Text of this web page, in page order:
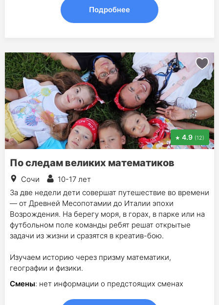
Подробнее
4.9 (12)
По следам великих математиков
Сочи
10-17 лет
За две недели дети совершат путешествие во времени
— от Древней Месопотамии до Италии эпохи
Возрождения. На берегу моря, в горах, в парке или на
футбольном поле команды ребят решат открытые
задачи из жизни и сразятся в креатив-бою.
Изучаем историю через призму математики,
географии и физики.
Смены: нет информации о предстоящих сменах